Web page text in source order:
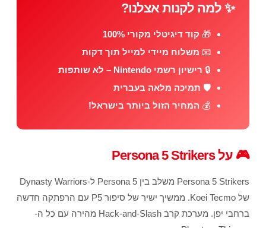
✨ למה לקנות אצלנו?
🎁 קוד דיגיטלי מקורי 100%
📧 משלוח מיידי למייל תוך דקות
🔒 רישיון רשמי Nintendo – לא שותפות
🛡️ תמיכה מלאה בעברית
💰 המחיר הזול ביותר בישראל!
🎮 על Persona 5 Strikers
Persona 5 Strikers משלב בין Persona 5 ל-Dynasty Warriors
של Koei Tecmo. ממשיך ישיר של סיפור P5 עם הרפתקה חדשה
ברחבי יפן. מערכת קרב Hack-and-Slash מהירה עם כל ה-